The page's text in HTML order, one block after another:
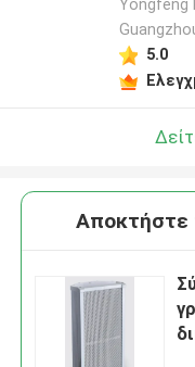
Yongfeng
5.0
Αποκτήστε